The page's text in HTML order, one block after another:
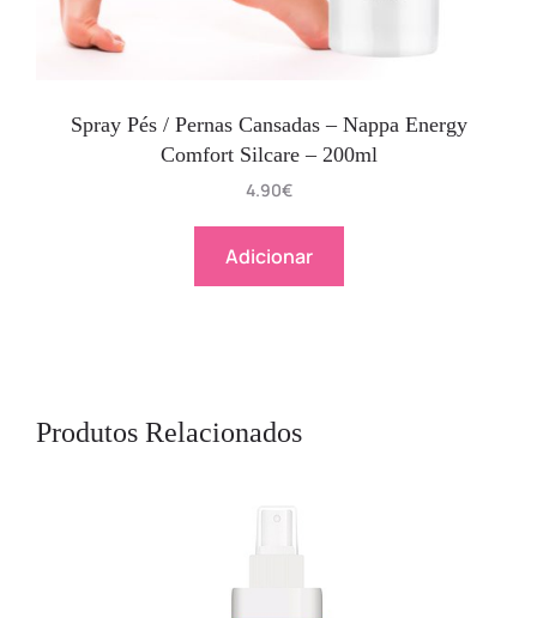
Spray Pés / Pernas Cansadas – Nappa Energy
Comfort Silcare – 200ml
4.90€
Adicionar
Produtos Relacionados